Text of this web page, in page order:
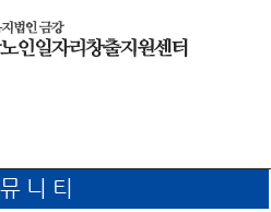
니티